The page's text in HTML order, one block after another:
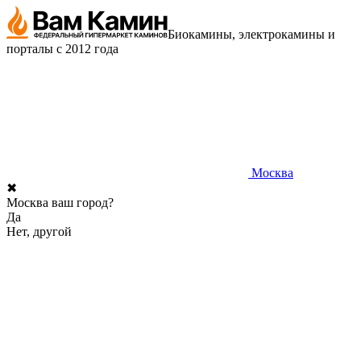
Биокамины, электрокамины и
порталы с 2012 года
Москва
✖
Москва ваш город?
Да
Нет, другой